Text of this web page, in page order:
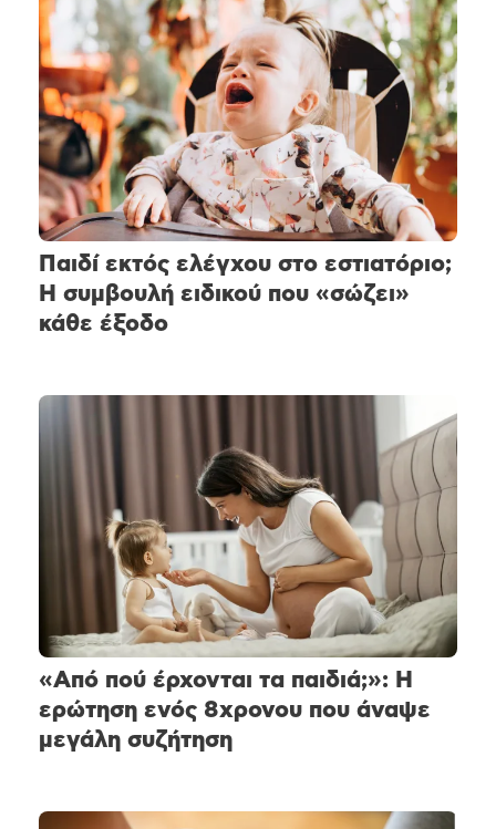
Παιδί εκτός ελέγχου στο εστιατόριο;
Η συμβουλή ειδικού που «σώζει»
κάθε έξοδο
«Από πού έρχονται τα παιδιά;»: Η
ερώτηση ενός 8χρονου που άναψε
μεγάλη συζήτηση